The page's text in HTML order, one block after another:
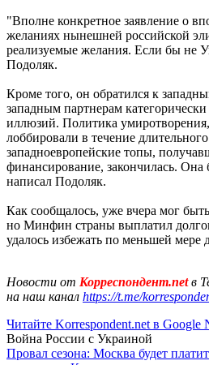
"Вполне конкретное заявление о
желаниях нынешней российской
реализуемые желания. Если бы не
Подоляк.
Кроме того, он обратился к
западным партнерам категорически
иллюзий. Политика
лоббировали в течение
западноевропейские топы,
финансирование, закончилась. Она
написал Подоляк.
Как сообщалось, уже вчера мог быть
но Минфин страны выплатил
удалось избежать по меньшей мере
Новости от Корреспондент.netв
на наш канал https://t.me/
Читайте Korrespondent.net в Google
Война России с Украиной
Провал сезона: Москва будет